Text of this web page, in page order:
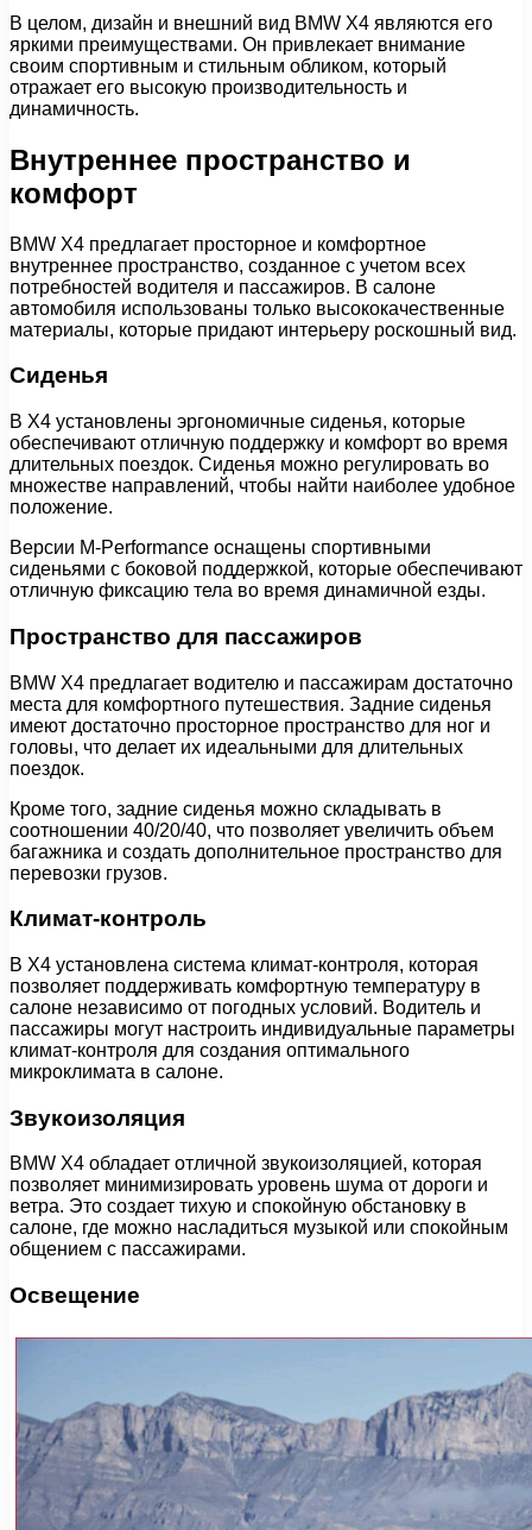
В целом, дизайн и внешний вид BMW X4 являются его
яркими преимуществами. Он привлекает внимание
своим спортивным и стильным обликом, который
отражает его высокую производительность и
динамичность.
Внутреннее пространство и
комфорт
BMW X4 предлагает просторное и комфортное
внутреннее пространство, созданное с учетом всех
потребностей водителя и пассажиров. В салоне
автомобиля использованы только высококачественные
материалы, которые придают интерьеру роскошный вид.
Сиденья
В X4 установлены эргономичные сиденья, которые
обеспечивают отличную поддержку и комфорт во время
длительных поездок. Сиденья можно регулировать во
множестве направлений, чтобы найти наиболее удобное
положение.
Версии M-Performance оснащены спортивными
сиденьями с боковой поддержкой, которые обеспечивают
отличную фиксацию тела во время динамичной езды.
Пространство для пассажиров
BMW X4 предлагает водителю и пассажирам достаточно
места для комфортного путешествия. Задние сиденья
имеют достаточно просторное пространство для ног и
головы, что делает их идеальными для длительных
поездок.
Кроме того, задние сиденья можно складывать в
соотношении 40/20/40, что позволяет увеличить объем
багажника и создать дополнительное пространство для
перевозки грузов.
Климат-контроль
В X4 установлена система климат-контроля, которая
позволяет поддерживать комфортную температуру в
салоне независимо от погодных условий. Водитель и
пассажиры могут настроить индивидуальные параметры
климат-контроля для создания оптимального
микроклимата в салоне.
Звукоизоляция
BMW X4 обладает отличной звукоизоляцией, которая
позволяет минимизировать уровень шума от дороги и
ветра. Это создает тихую и спокойную обстановку в
салоне, где можно насладиться музыкой или спокойным
общением с пассажирами.
Освещение